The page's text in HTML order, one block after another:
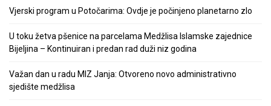
Vjerski program u Potočarima: Ovdje je počinjeno planetarno zlo
U toku žetva pšenice na parcelama Medžlisa Islamske zajednice
Bijeljina – Kontinuiran i predan rad duži niz godina
Važan dan u radu MIZ Janja: Otvoreno novo administrativno
sjedište medžlisa